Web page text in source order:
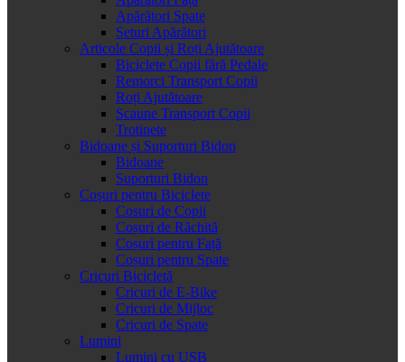
Apărători Spate
Seturi Apărători
Articole Copii și Roți Ajutătoare
Biciclete Copii fără Pedale
Remorci Transport Copii
Roți Ajutătoare
Scaune Transport Copii
Trotinete
Bidoane și Suporturi Bidon
Bidoane
Suporturi Bidon
Coșuri pentru Biciclete
Cosuri de Copii
Coșuri de Răchită
Coșuri pentru Față
Coșuri pentru Spate
Cricuri Bicicletă
Cricuri de E-Bike
Cricuri de Mijloc
Cricuri de Spate
Lumini
Lumini cu USB